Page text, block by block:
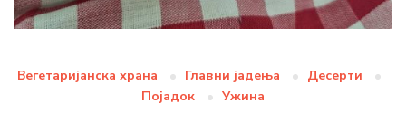
Вегетаријанска храна Главни јадења
Десерти
Појадок
Ужина